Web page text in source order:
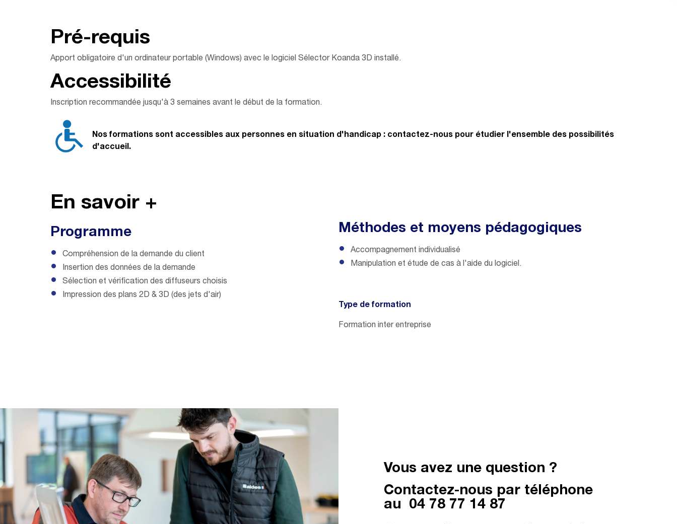
Pré-requis
Apport obligatoire d'un ordinateur portable (Windows) avec le logiciel Sélector Koanda 3D installé.
Accessibilité
Inscription recommandée jusqu'à 3 semaines avant le début de la formation.
Nos formations sont accessibles aux personnes en situation d'handicap : contactez-nous pour étudier l'ensemble des possibilités
d'accueil.
En savoir +
Programme
Compréhension de la demande du client
Insertion des données de la demande
Sélection et vérification des diffuseurs choisis
Impression des plans 2D & 3D (des jets d'air)
Méthodes et moyens pédagogiques
Accompagnement individualisé
Manipulation et étude de cas à l'aide du logiciel.
Type de formation
Formation inter entreprise
Vous avez une question ?
Contactez-nous par téléphone
au
04 78 77 14 87